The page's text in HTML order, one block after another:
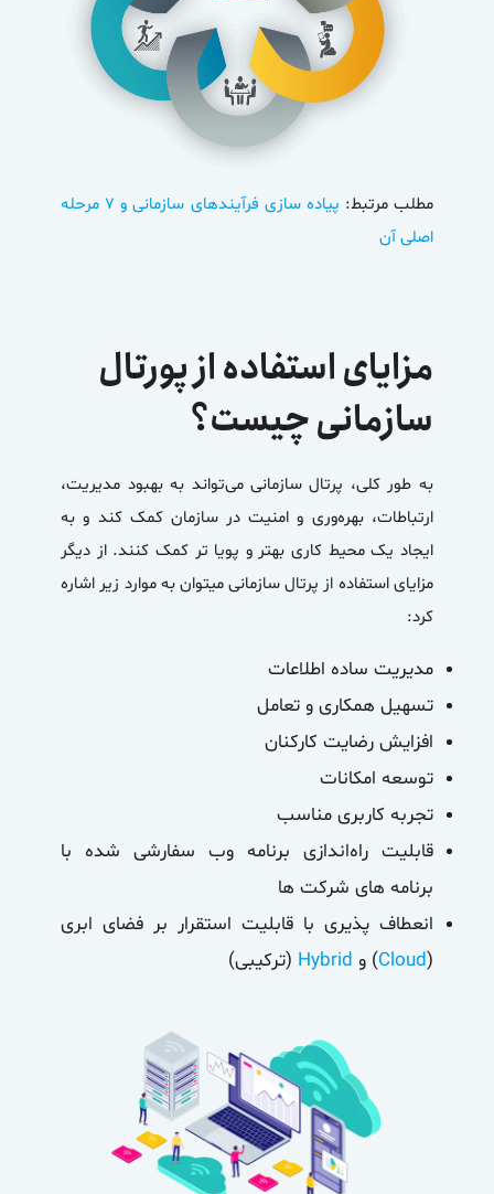
مطلب مرتبط:
پیاده سازی فرآیندهای سازمانی و ۷ مرحله
اصلی آن
مزایای استفاده از پورتال
سازمانی چیست؟
به طور کلی، پرتال سازمانی می‌تواند به بهبود مدیریت،
ارتباطات، بهره‌وری و امنیت در سازمان کمک کند و به
ایجاد یک محیط کاری بهتر و پویا تر کمک کنند. از دیگر
مزایای استفاده از پرتال سازمانی میتوان به موارد زیر اشاره
کرد:
مدیریت ساده اطلاعات
تسهیل همکاری و تعامل
افزایش رضایت کارکنان
توسعه امکانات
تجربه کاربری مناسب
قابلیت راه‌اندازی برنامه وب سفارشی شده با
برنامه های شرکت ها
انعطاف پذیری با قابلیت استقرار بر فضای ابری
(
Cloud) و Hybrid (ترکیبی)